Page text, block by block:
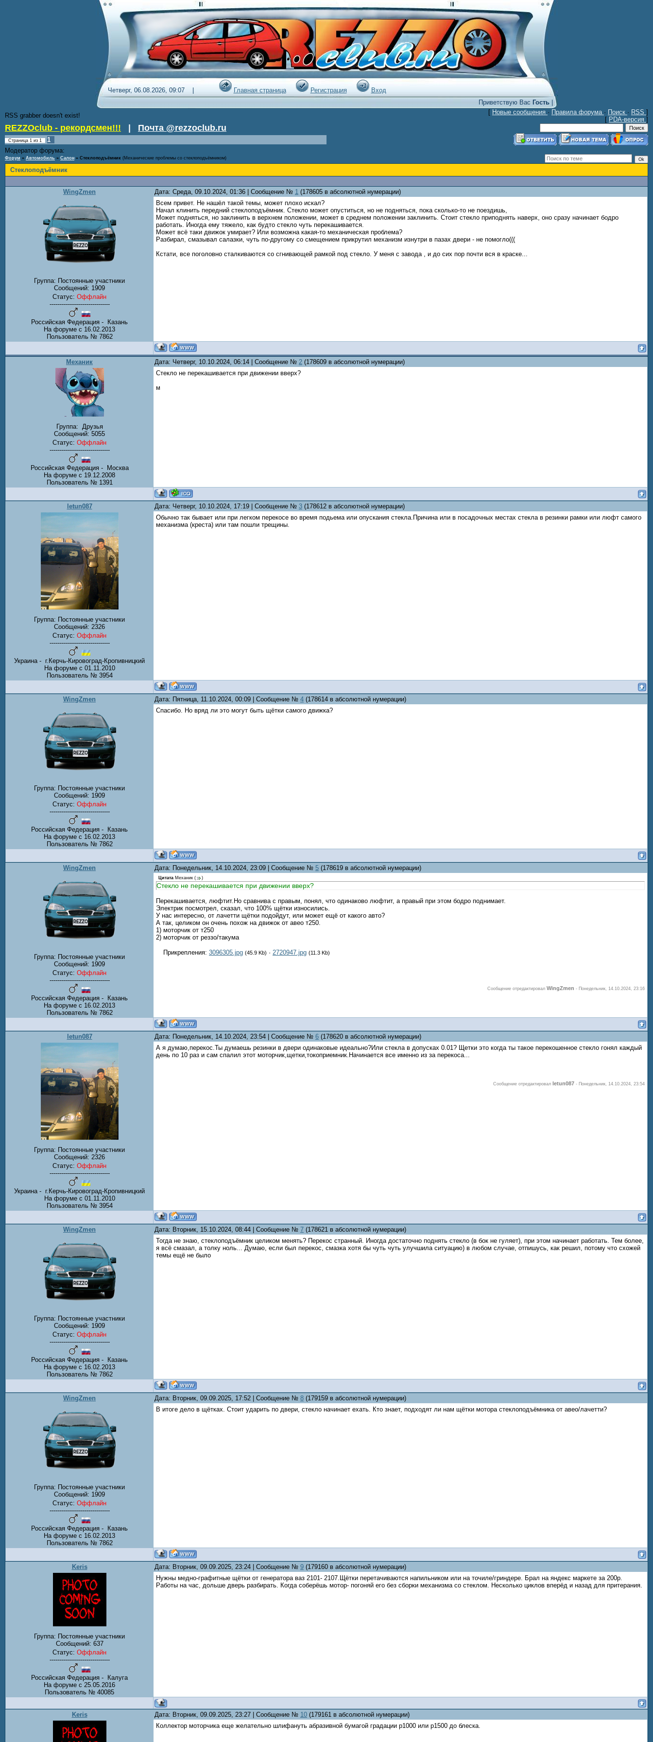
Четверг, 06.08.2026, 09:07 | Главная страница Регистрация
Вход
Приветствую Вас Гость|
RSS grabber doesn't exist!
[ Новые сообщения · Правила форума · Поиск · RSS ]
[ PDA-версия ]
REZZOclub - рекордсмен!!! Почта @rezzoclub.ru
Страница 1 из 1
1
Модератор форума:
Форум » Автомобиль » Салон » Стеклоподъёмник (Механические проблемы со стеклоподъёмником)
Стеклоподъёмник
WingZmen Дата: Среда, 09.10.2024, 01:36 | Сообщение № 1 (178605 в абсолютной нумерации)
Группа: Постоянные участники
Сообщений: 1909
Статус: Оффлайн
-------------------------------
Российская Федерация - Казань
На форуме с 16.02.2013
Пользователь № 7862
Всем привет. Не нашёл такой темы, может плохо искал?
Начал клинить передний стеклоподъёмник. Стекло может опуститься, но не подняться, пока сколько-то не поездишь,
Может подняться, но заклинить в верхнем положении, может в среднем положении заклинить. Стоит стекло приподнять наверх, оно сразу начинает бодро
работать. Иногда ему тяжело, как будто стекло чуть перекашивается.
Может всё таки движок умирает? Или возможна какая-то механическая проблема?
Разбирал, смазывал салазки, чуть по-другому со смещением прикрутил механизм изнутри в пазах двери - не помогло(((
Кстати, все поголовно сталкиваются со сгнивающей рамкой под стекло. У меня с завода , и до сих пор почти вся в краске...
Механик Дата: Четверг, 10.10.2024, 06:14 | Сообщение № 2 (178609 в абсолютной нумерации)
Группа: Друзья
Сообщений: 5055
Статус: Оффлайн
-------------------------------
Российская Федерация - Москва
На форуме с 19.12.2008
Пользователь № 1391
Стекло не перекашивается при движении вверх?
м
letun087 Дата: Четверг, 10.10.2024, 17:19 | Сообщение № 3 (178612 в абсолютной нумерации)
Группа: Постоянные участники
Сообщений: 2326
Статус: Оффлайн
-------------------------------
Украина - г.Керчь-Кировоград-Кропивницкий
На форуме с 01.11.2010
Пользователь № 3954
Обычно так бывает или при легком перекосе во время подьема или опускания стекла.Причина или в посадочных местах стекла в резинки рамки или люфт самого
механизма (креста) или там пошли трещины.
WingZmen Дата: Пятница, 11.10.2024, 00:09 | Сообщение № 4 (178614 в абсолютной нумерации)
Группа: Постоянные участники
Сообщений: 1909
Статус: Оффлайн
-------------------------------
Российская Федерация - Казань
На форуме с 16.02.2013
Пользователь № 7862
Спасибо. Но вряд ли это могут быть щётки самого движка?
WingZmen Дата: Понедельник, 14.10.2024, 23:09 | Сообщение № 5 (178619 в абсолютной нумерации)
Группа: Постоянные участники
Сообщений: 1909
Статус: Оффлайн
-------------------------------
Российская Федерация - Казань
На форуме с 16.02.2013
Пользователь № 7862
Цитата Механик ( )
Стекло не перекашивается при движении вверх?
Перекашивается, люфтит.Но сравнива с правым, понял, что одинаково люфтит, а правый при этом бодро поднимает.
Электрик посмотрел, сказал, что 100% щётки износились.
У нас интересно, от лачетти щётки подойдут, или может ещё от какого авто?
А так, целиком он очень похож на движок от авео т250.
1) моторчик от т250
2) моторчик от реззо/такума
Прикрепления: 3096305.jpg (45.9 Kb) · 2720947.jpg (11.3 Kb)
Сообщение отредактировал WingZmen - Понедельник, 14.10.2024, 23:16
letun087 Дата: Понедельник, 14.10.2024, 23:54 | Сообщение № 6 (178620 в абсолютной нумерации)
Группа: Постоянные участники
Сообщений: 2326
Статус: Оффлайн
-------------------------------
Украина - г.Керчь-Кировоград-Кропивницкий
На форуме с 01.11.2010
Пользователь № 3954
А я думаю,перекос.Ты думаешь резинки в двери одинаковые идеально?Или стекла в допусках 0.01? Щетки это когда ты такое перекошенное стекло гонял каждый
день по 10 раз и сам спалил этот моторчик,щетки,токоприемник.Начинается все именно из за перекоса...
Сообщение отредактировал letun087 - Понедельник, 14.10.2024, 23:54
WingZmen Дата: Вторник, 15.10.2024, 08:44 | Сообщение № 7 (178621 в абсолютной нумерации)
Группа: Постоянные участники
Сообщений: 1909
Статус: Оффлайн
-------------------------------
Российская Федерация - Казань
На форуме с 16.02.2013
Пользователь № 7862
Тогда не знаю, стеклоподъёмник целиком менять? Перекос странный. Иногда достаточно поднять стекло (в бок не гуляет), при этом начинает работать. Тем более,
я всё смазал, а толку ноль... Думаю, если был перекос, смазка хотя бы чуть чуть улучшила ситуацию) в любом случае, отпишусь, как решил, потому что схожей
темы ещё не было
WingZmen Дата: Вторник, 09.09.2025, 17:52 | Сообщение № 8 (179159 в абсолютной нумерации)
Группа: Постоянные участники
Сообщений: 1909
Статус: Оффлайн
-------------------------------
Российская Федерация - Казань
На форуме с 16.02.2013
Пользователь № 7862
В итоге дело в щётках. Стоит ударить по двери, стекло начинает ехать. Кто знает, подходят ли нам щётки мотора стеклоподъёмника от авео/лачетти?
Keris Дата: Вторник, 09.09.2025, 23:24 | Сообщение № 9 (179160 в абсолютной нумерации)
Группа: Постоянные участники
Сообщений: 637
Статус: Оффлайн
-------------------------------
Российская Федерация - Калуга
На форуме с 25.05.2016
Пользователь № 40085
Нужны медно-графитные щётки от генератора ваз 2101- 2107.Щётки перетачиваются напильником или на точиле/гриндере. Брал на яндекс маркете за 200р.
Работы на час, дольше дверь разбирать. Когда соберёшь мотор- погоняй его без сборки механизма со стеклом. Несколько циклов вперёд и назад для притерания.
Keris Дата: Вторник, 09.09.2025, 23:27 | Сообщение № 10 (179161 в абсолютной нумерации)
Коллектор моторчика еще желательно шлифануть абразивной бумагой градации р1000 или р1500 до блеска.